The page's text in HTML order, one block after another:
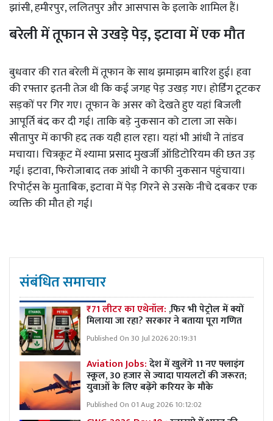
झांसी, हमीरपुर, ललितपुर और आसपास के इलाके शामिल हैं।
बरेली में तूफान से उखड़े पेड़, इटावा में एक मौत
बुधवार की रात बरेली में तूफान के साथ झमाझम बारिश हुई। हवा
की रफ्तार इतनी तेज थी कि कई जगह पेड़ उखड़ गए। होर्डिंग टूटकर
सड़कों पर गिर गए। तूफान के असर को देखते हुए यहां बिजली
आपूर्ति बंद कर दी गई। ताकि बड़े नुकसान को टाला जा सके।
सीतापुर में काफी हद तक यही हाल रहा। यहां भी आंधी ने तांडव
मचाया। चित्रकूट में श्यामा प्रसाद मुखर्जी ऑडिटोरियम की छत उड़
गई। इटावा, फिरोजाबाद तक आंधी ने काफी नुकसान पहुंचाया।
रिपोर्ट्स के मुताबिक, इटावा में पेड़ गिरने से उसके नीचे दबकर एक
व्यक्ति की मौत हो गई।
संबंधित समाचार
₹71 लीटर का एथेनॉल: ,फिर भी पेट्रोल में क्यों
मिलाया जा रहा? सरकार ने बताया पूरा गणित
Published On 30 Jul 2026 20:19:31
Aviation Jobs:देश में खुलेंगे 11 नए फ्लाइंग
स्कूल, 30 हजार से ज्यादा पायलटों की जरूरत;
युवाओं के लिए बढ़ेंगे करियर के मौके
Published On 01 Aug 2026 10:12:02